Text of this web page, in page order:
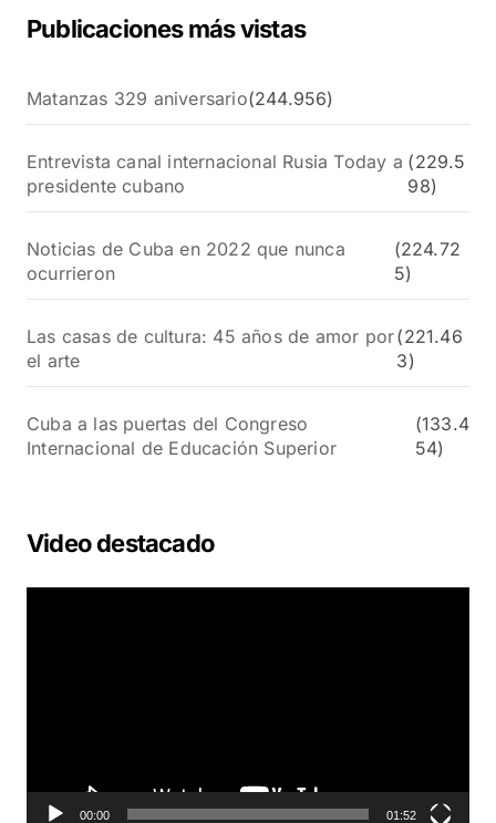
Publicaciones más vistas
Matanzas 329 aniversario(244.956)
Entrevista canal internacional Rusia Today a
presidente cubano
(229.5
98)
Noticias de Cuba en 2022 que nunca
ocurrieron
(224.72
5)
Las casas de cultura: 45 años de amor por
el arte
(221.46
3)
Cuba a las puertas del Congreso
Internacional de Educación Superior
(133.4
54)
Video destacado
t
00:00 01:52